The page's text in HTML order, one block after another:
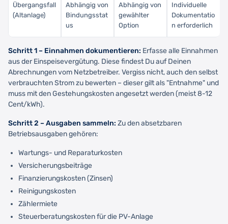
Übergangsfall
(Altanlage)
Abhängig von
Bindungsstat
us
Abhängig von
gewählter
Option
Individuelle
Dokumentatio
n erforderlich
Schritt 1 – Einnahmen dokumentieren: Erfasse alle Einnahmen
aus der Einspeisevergütung. Diese findest Du auf Deinen
Abrechnungen vom Netzbetreiber. Vergiss nicht, auch den selbst
verbrauchten Strom zu bewerten – dieser gilt als "Entnahme" und
muss mit den Gestehungskosten angesetzt werden (meist 8-12
Cent/kWh).
Schritt 2 – Ausgaben sammeln: Zu den absetzbaren
Betriebsausgaben gehören:
Wartungs- und Reparaturkosten
Versicherungsbeiträge
Finanzierungskosten (Zinsen)
Reinigungskosten
Zählermiete
Steuerberatungskosten für die PV-Anlage